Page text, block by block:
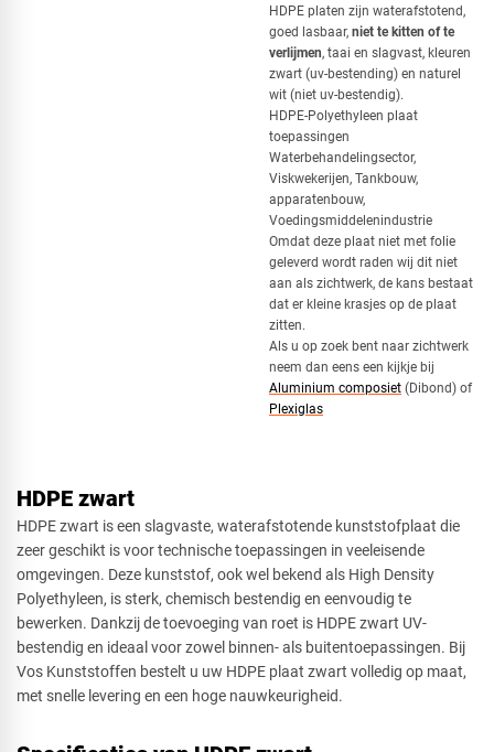
Vierkant
Driehoek
Rechthoek
Ovaal
Afsnede
HDPE platen zijn waterafstotend,
goed lasbaar, niet te kitten of te
verlijmen, taai en slagvast, kleuren
zwart (uv-bestending) en naturel
wit (niet uv-bestendig).
HDPE-Polyethyleen plaat
toepassingen
Waterbehandelingsector,
Viskwekerijen, Tankbouw,
apparatenbouw,
Voedingsmiddelenindustrie
Omdat deze plaat niet met folie
geleverd wordt raden wij dit niet
aan als zichtwerk, de kans bestaat
dat er kleine krasjes op de plaat
zitten.
Als u op zoek bent naar zichtwerk
neem dan eens een kijkje bij
Aluminium composiet (Dibond) of
Plexiglas
HDPE zwart
HDPE zwart is een slagvaste, waterafstotende kunststofplaat die
zeer geschikt is voor technische toepassingen in veeleisende
omgevingen. Deze kunststof, ook wel bekend als High Density
Polyethyleen, is sterk, chemisch bestendig en eenvoudig te
bewerken. Dankzij de toevoeging van roet is HDPE zwart UV-
bestendig en ideaal voor zowel binnen- als buitentoepassingen. Bij
Vos Kunststoffen bestelt u uw HDPE plaat zwart volledig op maat,
met snelle levering en een hoge nauwkeurigheid.